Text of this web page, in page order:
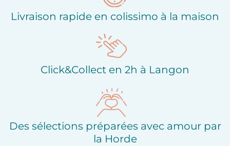
Livraison rapide en colissimo à la maison
Click&Collect en 2h à Langon
Des sélections préparées avec amour par
la Horde